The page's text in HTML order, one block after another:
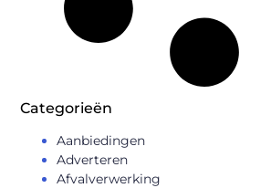
Categorieën
Aanbiedingen
Adverteren
Afvalverwerking